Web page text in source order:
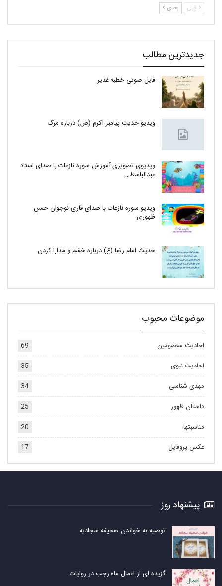
قبلی بعدی
جدیدترین مطالب
فایل صوتی خطبه غدیر
ویدیو حدیث پیامبر اکرم (ص) درباره مرگ
ویدیوی تصویری آموزش سوره نازعات با صدای استاد
عبدالباسط…
ویدیو سوره نازعات با صدای قاری نوجوان حسن
ظهوری
حدیث امام رضا (ع) درباره خشم و مدارا کردن
موضوعات محبوب
احادیث معصومین
69
احادیث نبوی
35
مهدی شناسی
34
داستان ظهور
25
مناسبتها
20
عکس پروفایل
17
پیشنهاد روز
توصیه به خواندن صحیفه سجادیه
گزیده ای از اعمال ماه رجب در روایات